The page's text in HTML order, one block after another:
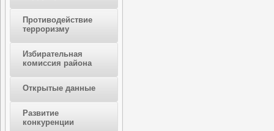
Противодействие
терроризму
Избирательная
комиссия района
Открытые данные
Развитие
конкуренции